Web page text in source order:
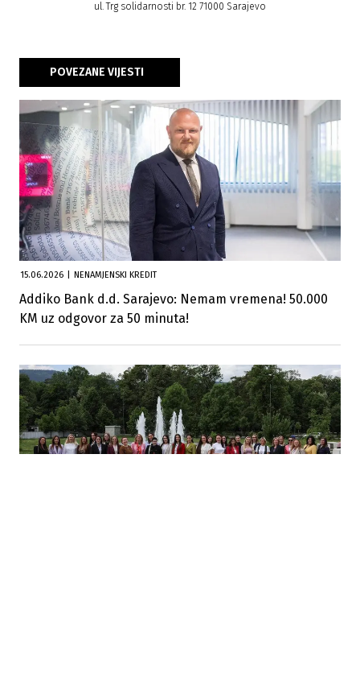
ul. Trg solidarnosti br. 12 71000 Sarajevo
POVEZANE VIJESTI
15.06.2026 NENAMJENSKI KREDIT
Addiko Bank d.d. Sarajevo: Nemam vremena! 50.000
KM uz odgovor za 50 minuta!